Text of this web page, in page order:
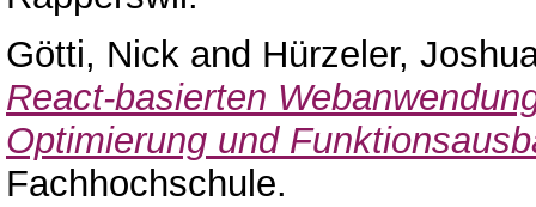
Götti, Nick and Hürzeler,
React-basierten
Optimierung und
Fachhochschule.